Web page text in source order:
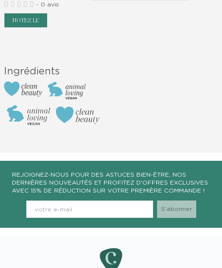
- 0 avis
NOTEZ LE
of
0
Ingrédients
REJOIGNEZ-NOUS POUR DES ASTUCES BIEN-ÊTRE, NOS
DERNIÈRES NOUVEAUTÉS ET PROFITEZ D'OFFRES EXCLUSIVES
AVEC 15% DE RÉDUCTION SUR VOTRE PREMIÈRE COMMANDE !